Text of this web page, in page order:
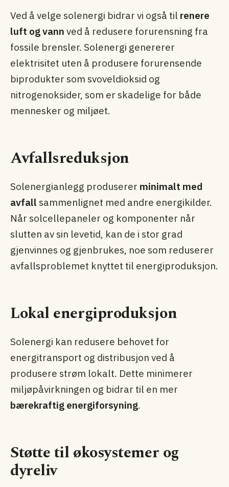
Ved å velge solenergi bidrar vi også til renere
luft og vann ved å redusere forurensning fra
fossile brensler. Solenergi genererer
elektrisitet uten å produsere forurensende
biprodukter som svoveldioksid og
nitrogenoksider, som er skadelige for både
mennesker og miljøet.
Avfallsreduksjon
Solenergianlegg produserer minimalt med
avfall sammenlignet med andre energikilder.
Når solcellepaneler og komponenter når
slutten av sin levetid, kan de i stor grad
gjenvinnes og gjenbrukes, noe som reduserer
avfallsproblemet knyttet til energiproduksjon.
Lokal energiproduksjon
Solenergi kan redusere behovet for
energitransport og distribusjon ved å
produsere strøm lokalt. Dette minimerer
miljøpåvirkningen og bidrar til en mer
bærekraftig energiforsyning.
Støtte til økosystemer og
dyreliv